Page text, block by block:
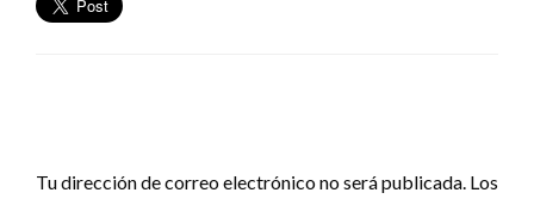
Tu dirección de correo electrónico no será publicada. Los